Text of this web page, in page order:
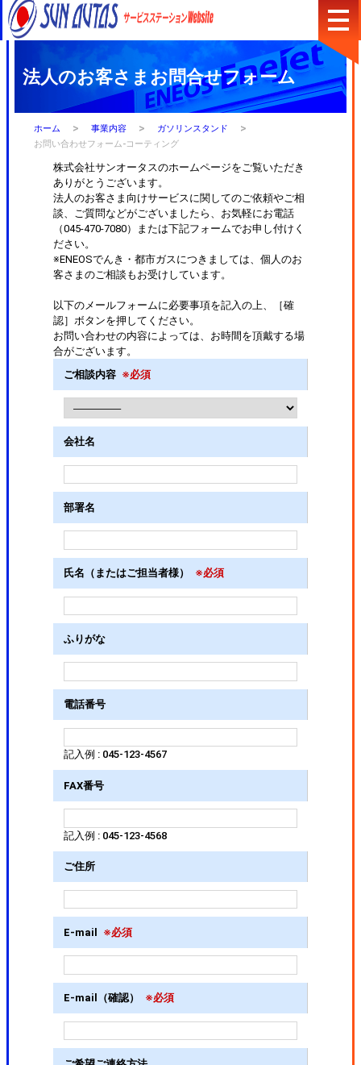
店舗検索
コーポレートサイト
会社概要
プライバシーポリシー
法人のお客さまお問合せフォーム
ホーム > 事業内容 > ガソリンスタンド >
お問い合わせフォーム-コーティング
株式会社サンオータスのホームページをご覧いただき
ありがとうございます。
法人のお客さま向けサービスに関してのご依頼やご相
談、ご質問などがございましたら、お気軽にお電話
（045-470-7080）または下記フォームでお申し付けく
ださい。
※ENEOSでんき・都市ガスにつきましては、個人のお
客さまのご相談もお受けしています。
以下のメールフォームに必要事項を記入の上、［確
認］ボタンを押してください。
お問い合わせの内容によっては、お時間を頂戴する場
合がございます。
ご相談内容 ※必須
会社名
部署名
氏名（またはご担当者様） ※必須
ふりがな
電話番号
記入例 : 045-123-4567
FAX番号
記入例 : 045-123-4568
ご住所
E-mail ※必須
E-mail（確認） ※必須